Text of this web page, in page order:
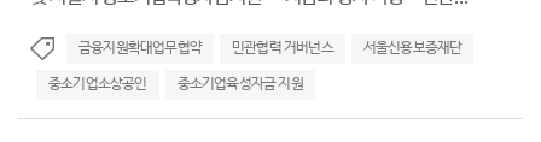
금융지원확대업무협약 민관협력 거버넌스 서울신용보증재단
중소기업소상공인 중소기업육성자금 지원